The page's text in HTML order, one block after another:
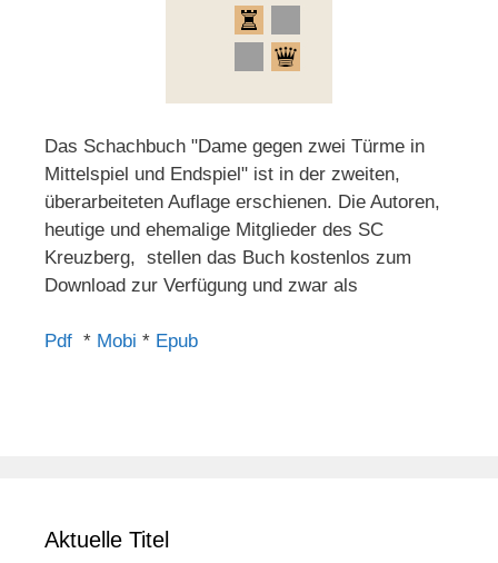
Das Schachbuch "Dame gegen zwei Türme in
Mittelspiel und Endspiel" ist in der zweiten,
überarbeiteten Auflage erschienen. Die Autoren,
heutige und ehemalige Mitglieder des SC
Kreuzberg, stellen das Buch kostenlos zum
Download zur Verfügung und zwar als
Pdf * Mobi * Epub
Aktuelle Titel